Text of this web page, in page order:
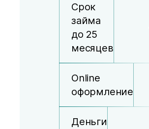
Срок
займа
до 25
месяцев
Online
оформление
Деньги